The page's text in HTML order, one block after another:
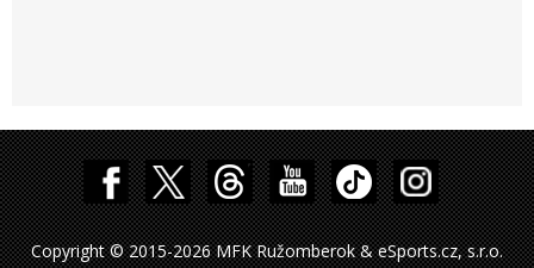
Copyright © 2015-2026 MFK Ružomberok & eSports.cz, s.r.o.